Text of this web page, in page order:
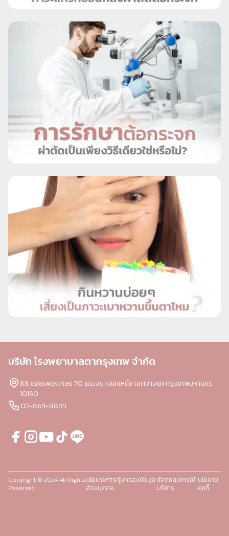
บริษัท โรงพยาบาลตากรุงเทพ จำกัด
88 ซอยเพชรเกษม 70 แขวงบางแคเหนือ เขตบางแค กรุงเทพมหานคร
10160
02-869-8899
Copyright © 2024 All Rights
Reserved.
นโยบายการคุ้มครองข้อมูล
ส่วนบุคคล
ข้อตกลงการใช้
บริการ
นโยบาย
คุกกี้